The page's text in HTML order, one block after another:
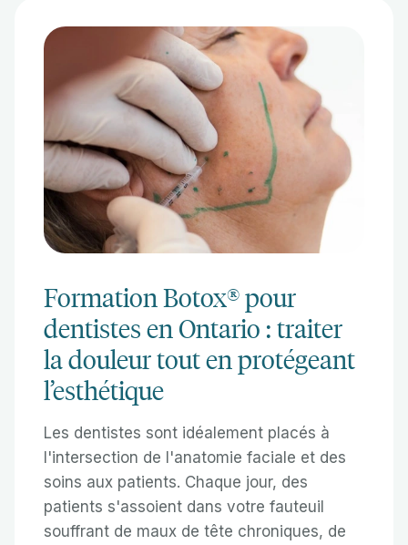
Formation Botox® pour
dentistes en Ontario : traiter
la douleur tout en protégeant
l’esthétique
Les dentistes sont idéalement placés à
l'intersection de l'anatomie faciale et des
soins aux patients. Chaque jour, des
patients s'assoient dans votre fauteuil
souffrant de maux de tête chroniques, de